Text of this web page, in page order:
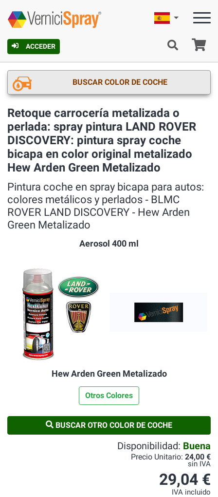
ACCEDER
Español
BUSCAR COLOR DE COCHE
Retoque carrocería metalizada o
perlada: spray pintura LAND ROVER
DISCOVERY: pintura spray coche
bicapa en color original metalizado
Hew Arden Green Metalizado
Pintura coche en spray bicapa para autos:
colores metálicos y perlados ‐ BLMC
ROVER LAND DISCOVERY ‐ Hew Arden
Green Metalizado
Aerosol 400 ml
Hew Arden Green Metalizado
Otros Colores
BUSCAR OTRO COLOR DE COCHE
Disponibilidad: Buena
Precio Unitario: 24,00 €
sin IVA
29,04 €
IVA incluido